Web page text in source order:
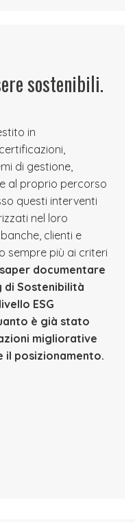
sostenibili.
in
di gestione,
al proprio percorso
questi interventi
nel loro
clienti e
sempre più ai criteri
documentare
di Sostenibilità
ESG
è già stato
migliorative
posizionamento.